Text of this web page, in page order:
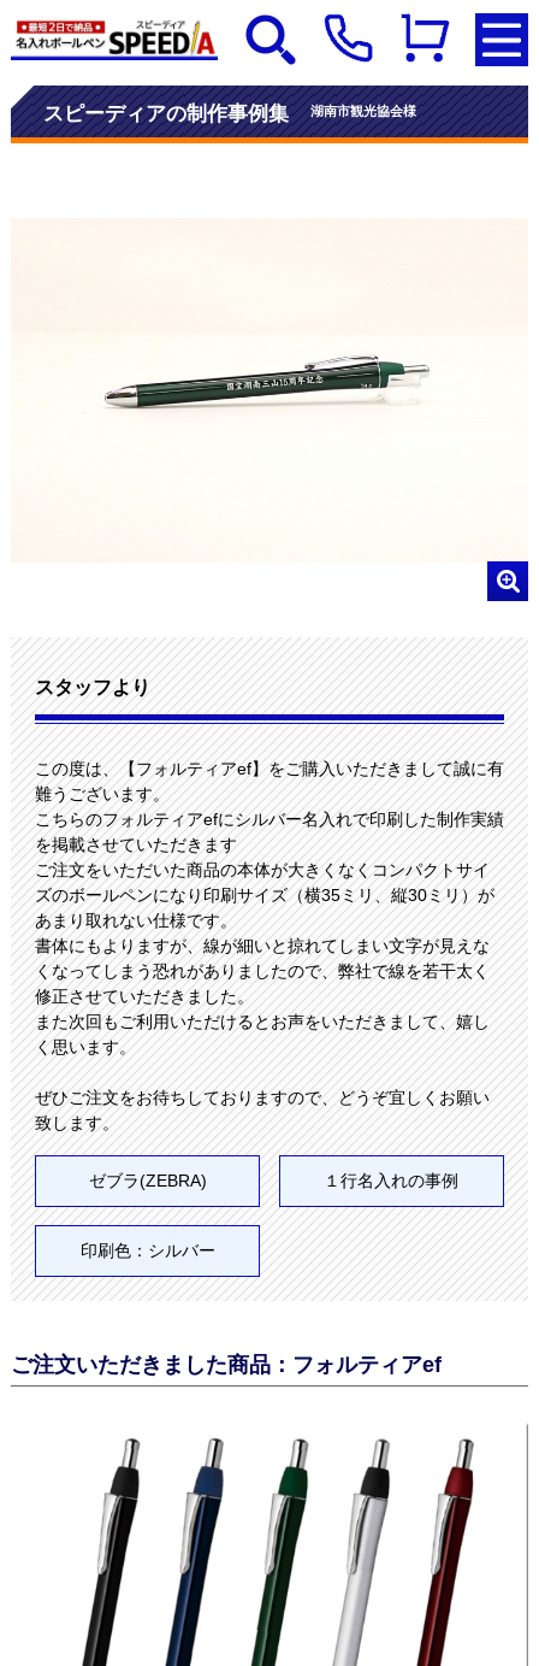
スピーディアの制作事例集 湖南市観光協会様
スタッフより
この度は、【フォルティアef】をご購入いただきまして誠に有
難うございます。
こちらのフォルティアefにシルバー名入れで印刷した制作実績
を掲載させていただきます
ご注文をいただいた商品の本体が大きくなくコンパクトサイ
ズのボールペンになり印刷サイズ（横35ミリ、縦30ミリ）が
あまり取れない仕様です。
書体にもよりますが、線が細いと掠れてしまい文字が見えな
くなってしまう恐れがありましたので、弊社で線を若干太く
修正させていただきました。
また次回もご利用いただけるとお声をいただきまして、嬉し
く思います。
ぜひご注文をお待ちしておりますので、どうぞ宜しくお願い
致します。
ゼブラ(ZEBRA) １行名入れの事例
印刷色：シルバー
ご注文いただきました商品：フォルティアef